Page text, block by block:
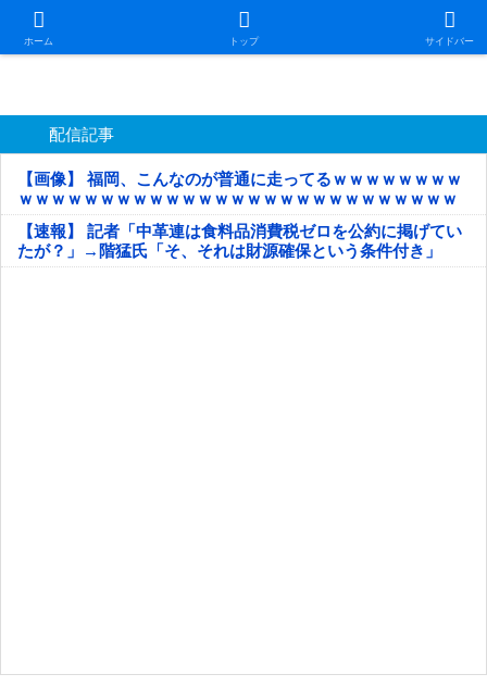
ホーム トップ サイドバー
日本第一！ニュース録
配信記事
【画像】 福岡、こんなのが普通に走ってるｗｗｗｗｗｗｗｗ
ｗｗｗｗｗｗｗｗｗｗｗｗｗｗｗｗｗｗｗｗｗｗｗｗｗｗｗ
ｗｗｗｗｗ
【速報】 記者「中革連は食料品消費税ゼロを公約に掲げてい
たが？」→階猛氏「そ、それは財源確保という条件付き」